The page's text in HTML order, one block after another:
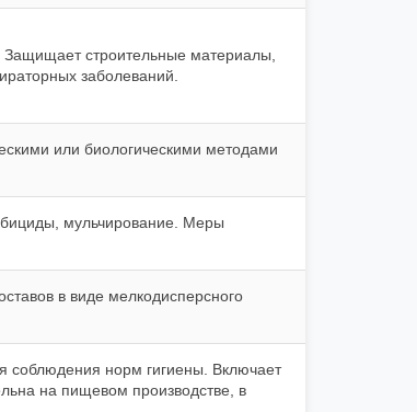
Защищает строительные материалы,
заболеваний.
или биологическими методами
мульчирование. Меры
в виде мелкодисперсного
соблюдения норм гигиены. Включает
на пищевом производстве, в